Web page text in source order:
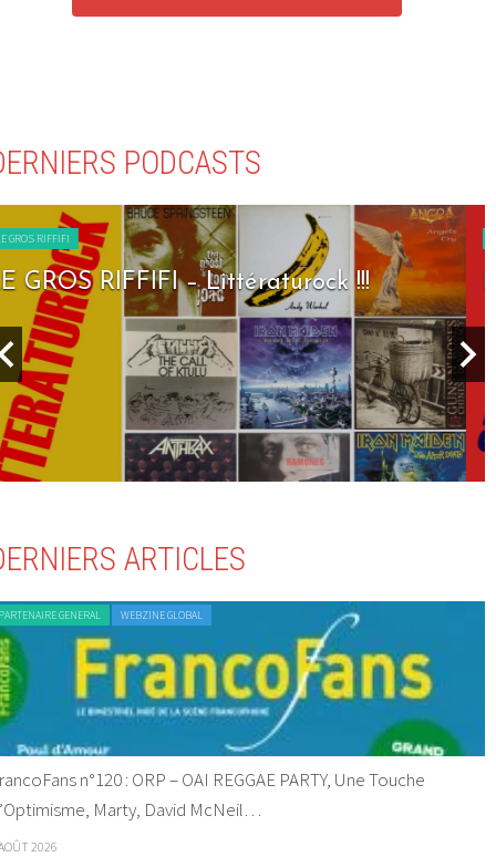
PODCASTS
LE GROS RIFFIFI
LE GROS RIFFIFI – Seven Days To Rock !!!
ARTICLES
GENERAL WEBZINE GLOBAL
n°120 : ORP – OAI REGGAE PARTY, Une Touche
Marty, David McNeil…
2026